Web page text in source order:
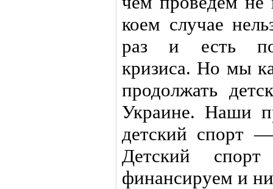
коем случае
раз и есть
кризиса. Но мы
продолжать
Украине. Наши
детский спорт
Детский
финансируем и